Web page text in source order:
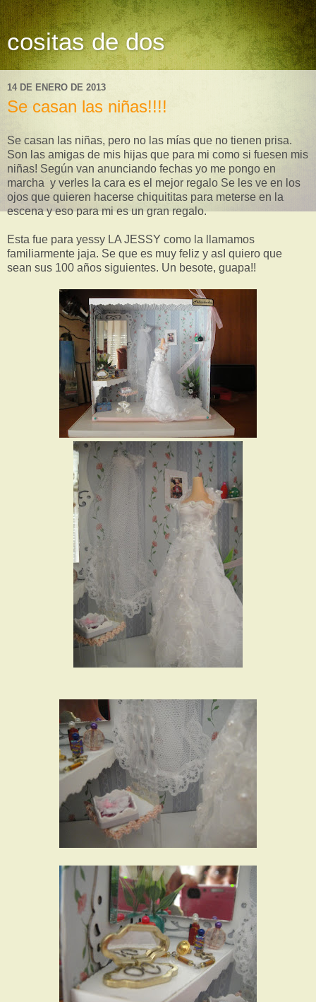
cositas de dos
14 DE ENERO DE 2013
Se casan las niñas!!!!
Se casan las niñas, pero no las mías que no tienen prisa.
Son las amigas de mis hijas que para mi como si fuesen mis
niñas! Según van anunciando fechas yo me pongo en
marcha y verles la cara es el mejor regalo Se les ve en los
ojos que quieren hacerse chiquititas para meterse en la
escena y eso para mi es un gran regalo.
Esta fue para yessy LA JESSY como la llamamos
familiarmente jaja. Se que es muy feliz y asI quiero que
sean sus 100 años siguientes. Un besote, guapa!!